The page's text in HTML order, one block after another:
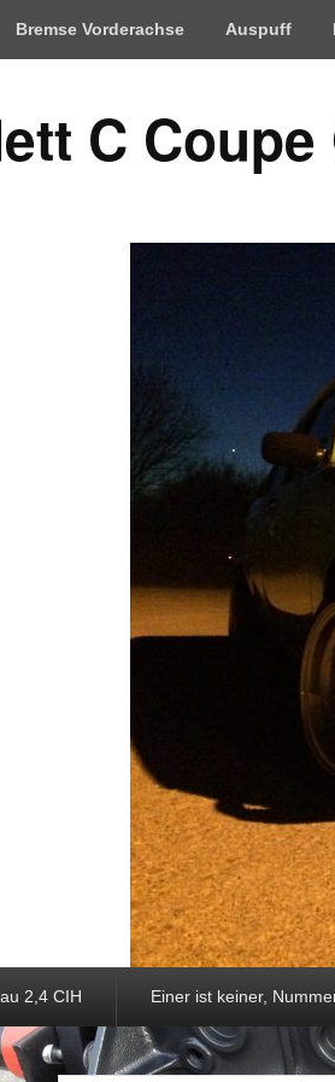
Bremse Vorderachse Auspuff
C
2,4 CIH Einer ist keiner,